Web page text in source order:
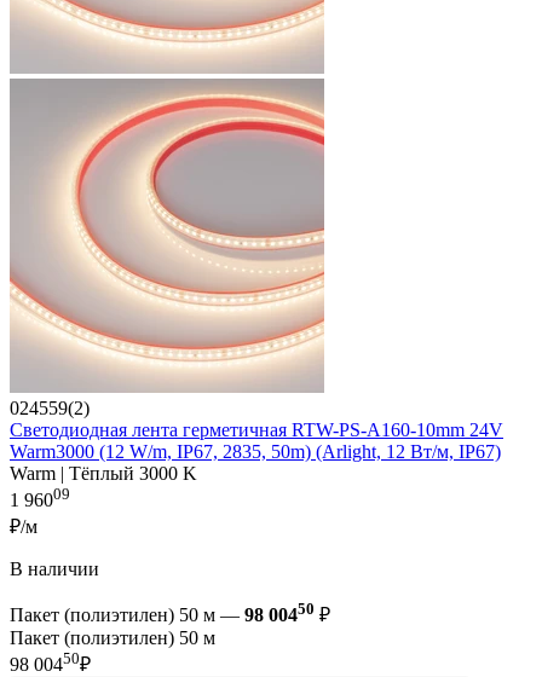
024559(2)
Светодиодная лента герметичная RTW-PS-A160-10mm 24V
Warm3000 (12 W/m, IP67, 2835, 50m) (Arlight, 12 Вт/м, IP67)
Warm | Тёплый 3000 K
1 96009
₽/м
В наличии
Пакет (полиэтилен) 50 м — 98 00450 ₽
Пакет (полиэтилен) 50 м
98 00450₽